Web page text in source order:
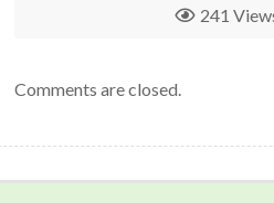
241
Comments are closed.